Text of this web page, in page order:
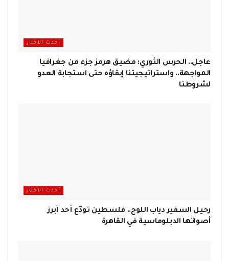
أحدث الاخبار
عاجل.. الحرس الثوري: مضيق هرمز جزء من جغرافيا
المواجهة.. واستراتيجيتنا إبقاؤه حتى استجابة العدو
لشروطنا
أحدث الاخبار
رحيل السفير دياب اللوح.. فلسطين تودّع أحد أبرز
أصواتها الدبلوماسية في القاهرة